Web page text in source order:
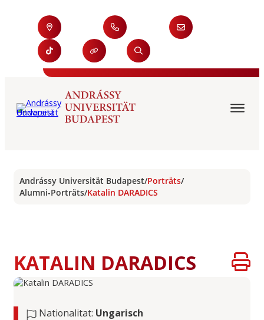
Andrássy Universität Budapest/Porträts/
Alumni-Porträts/Katalin DARADICS
KATALIN DARADICS
Nationalitat: Ungarisch